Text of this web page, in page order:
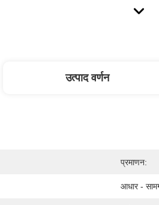
उत्पाद वर्णन
प्रमाणन:
आधार -